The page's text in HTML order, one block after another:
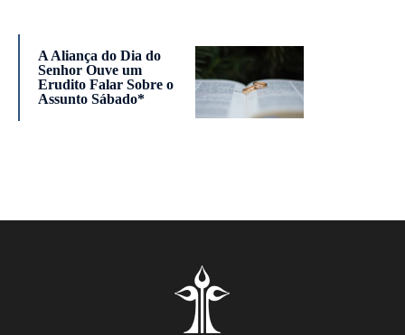
A Aliança do Dia do
Senhor Ouve um
Erudito Falar Sobre o
Assunto Sábado*